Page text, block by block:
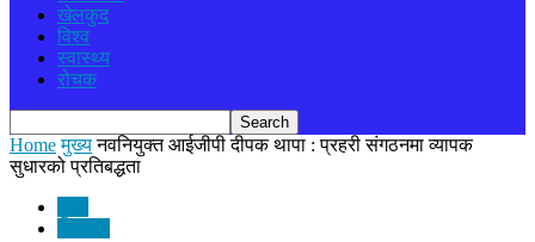
खेलकुद
विश्व
स्वास्थ्य
रोचक
Home मुख्य नवनियुक्त आईजीपी दीपक थापा : प्रहरी संगठनमा व्यापक
सुधारको प्रतिबद्धता